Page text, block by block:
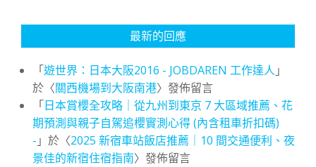
最新的回應
「遊世界：日本大阪2016 - JOBDAREN 工作達人 」
於〈關西機場到大阪南港〉發佈留言
「日本賞櫻全攻略｜從九州到東京 7 大區域推薦、花
期預測與親子自駕追櫻實測心得 (內含租車折扣碼)
- 」於〈2025 新宿車站飯店推薦｜10 間交通便利、夜
景佳的新宿住宿指南〉發佈留言